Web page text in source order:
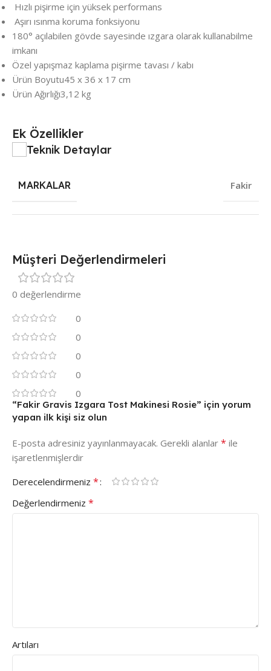
Hızlı pişirme için yüksek performans
Aşırı ısınma koruma fonksiyonu
180° açılabilen gövde sayesinde ızgara olarak kullanabilme
imkanı
Özel yapışmaz kaplama pişirme tavası / kabı
Ürün Boyutu45 x 36 x 17 cm
Ürün Ağırlığı3,12 kg
Ek Özellikler
Teknik Detaylar
MARKALAR Fakir
Müşteri Değerlendirmeleri
0 değerlendirme
0
0
0
0
0
“Fakir Gravis Izgara Tost Makinesi Rosie” için yorum
yapan ilk kişi siz olun
E-posta adresiniz yayınlanmayacak. Gerekli alanlar * ile
işaretlenmişlerdir
Derecelendirmeniz *
Değerlendirmeniz *
Artıları